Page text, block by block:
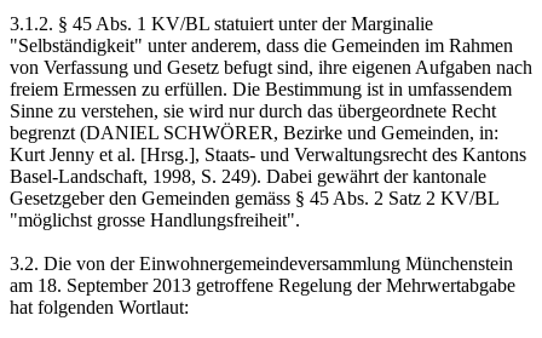
3.1.2. § 45 Abs. 1 KV/BL statuiert unter der Marginalie
"Selbständigkeit" unter anderem, dass die Gemeinden im Rahmen
von Verfassung und Gesetz befugt sind, ihre eigenen Aufgaben nach
freiem Ermessen zu erfüllen. Die Bestimmung ist in umfassendem
Sinne zu verstehen, sie wird nur durch das übergeordnete Recht
begrenzt (DANIEL SCHWÖRER, Bezirke und Gemeinden, in:
Kurt Jenny et al. [Hrsg.], Staats- und Verwaltungsrecht des Kantons
Basel-Landschaft, 1998, S. 249). Dabei gewährt der kantonale
Gesetzgeber den Gemeinden gemäss § 45 Abs. 2 Satz 2 KV/BL
"möglichst grosse Handlungsfreiheit".
3.2. Die von der Einwohnergemeindeversammlung Münchenstein
am 18. September 2013 getroffene Regelung der Mehrwertabgabe
hat folgenden Wortlaut: